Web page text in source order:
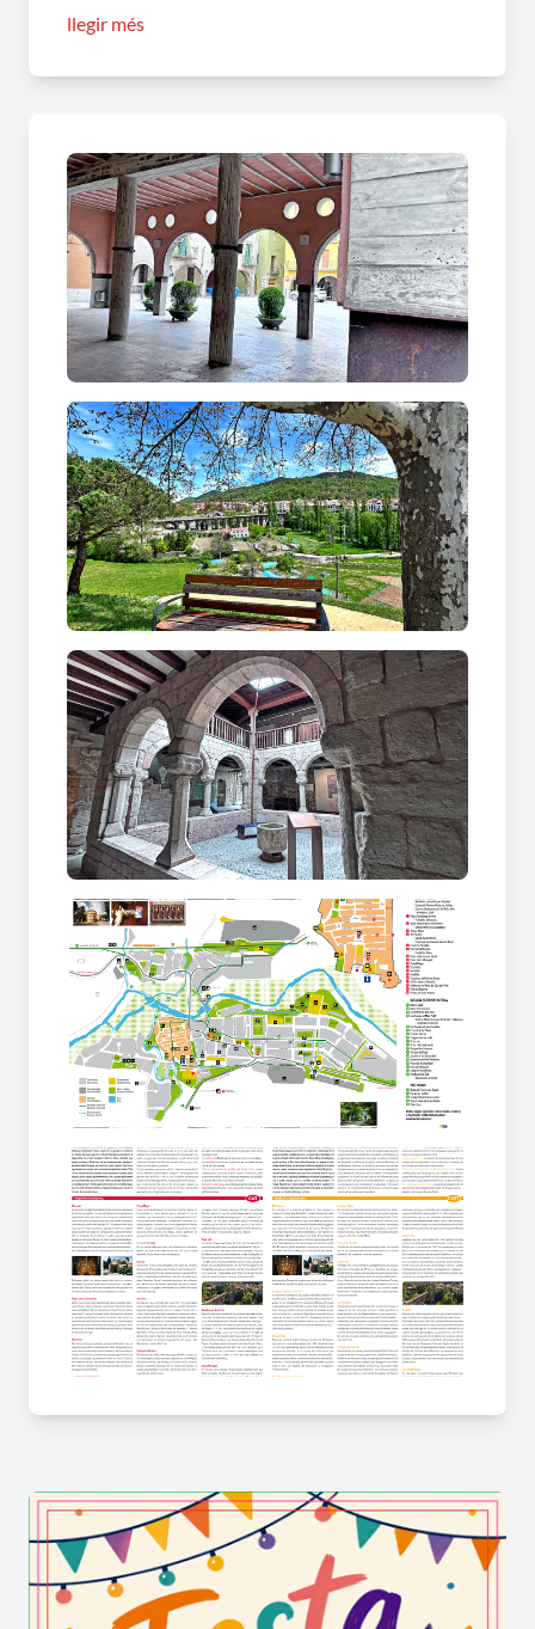
les valls que formen el riu Ter, la vila compta amb
podeu consultaraquío bé a l’oficina de
turismesituada al Palau de l’Abadia.
Recomanem començar la visita fent un tomb per
la Vila Vella i seguir la ruta senyalitzada del
patrimoni monumental, amb 10 dels seus
principals punts d’interès, i endinsar-te en la
llegir més